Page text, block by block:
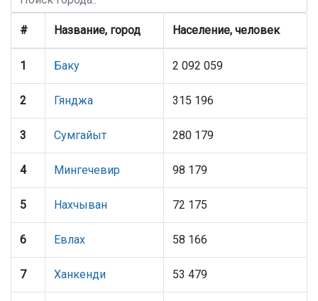
# Название, город Население, человек
1 Баку 2 092 059
2 Гянджа 315 196
3 Сумгайыт 280 179
4 Мингечевир 98 179
5 Нахчыван 72 175
6 Евлах 58 166
7 Ханкенди 53 479